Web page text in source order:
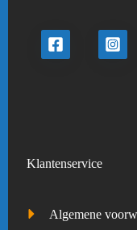
Klantenservice
Algemene